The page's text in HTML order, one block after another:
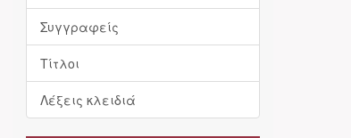
Συγγραφείς
Τίτλοι
Λέξεις κλειδιά